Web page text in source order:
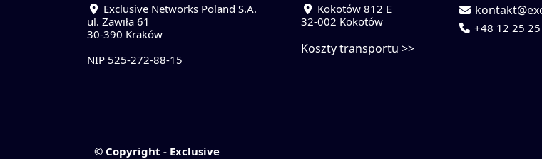
Exclusive Networks Poland S.A.
ul. Zawiła 61
30-390 Kraków
NIP 525-272-88-15
Kokotów 812 E
32-002 Kokotów
Koszty transportu >>
+48 12 25
© Copyright - Exclusive